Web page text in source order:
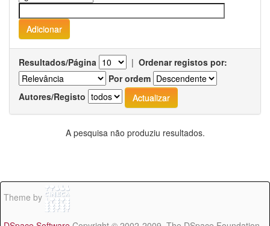
Resultados/Página | Ordenar registos por:
Por ordem
Autores/Registo
A pesquisa não produziu resultados.
Theme by